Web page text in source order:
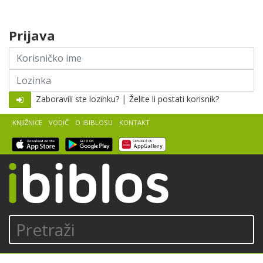
Pretraži
KNJIŽNICE VODIČ O IBIBLOSU KONTAKT
Prijava
Korisničko
ime
Lozinka
Zaboravili ste lozinku? | Želite li postati korisnik?